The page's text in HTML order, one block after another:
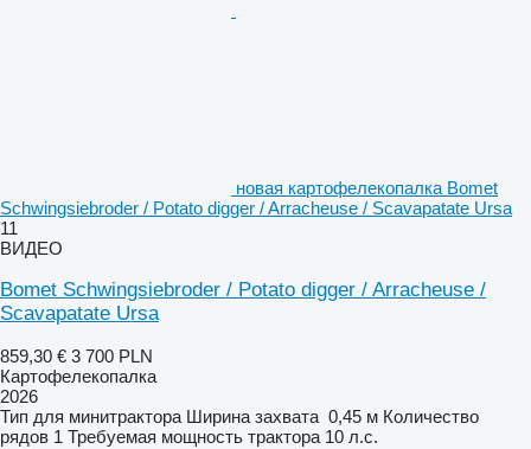
новая картофелекопалка Bomet
Schwingsiebroder / Potato digger / Arracheuse / Scavapatate Ursa
11
ВИДЕО
Bomet Schwingsiebroder / Potato digger / Arracheuse /
Scavapatate Ursa
859,30 € 3 700 PLN
Картофелекопалка
2026
Тип для минитрактора Ширина захвата 0,45 м Количество
рядов 1 Требуемая мощность трактора 10 л.с.